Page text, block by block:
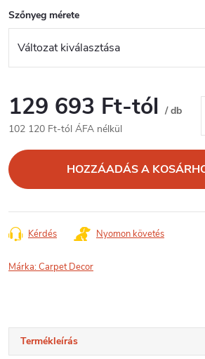
Szőnyeg mérete
129 693 Ft-tól / db
102 120 Ft-tól ÁFA nélkül
HOZZÁADÁS A
Kérdés Nyomon követés
Márka:Carpet Decor
Termékleírás